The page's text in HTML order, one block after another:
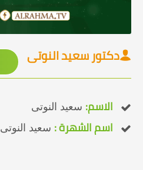
دكتور سعيد النوتى
الاسم: سعيد النوتى
اسم الشهرة : سعيد النوتى